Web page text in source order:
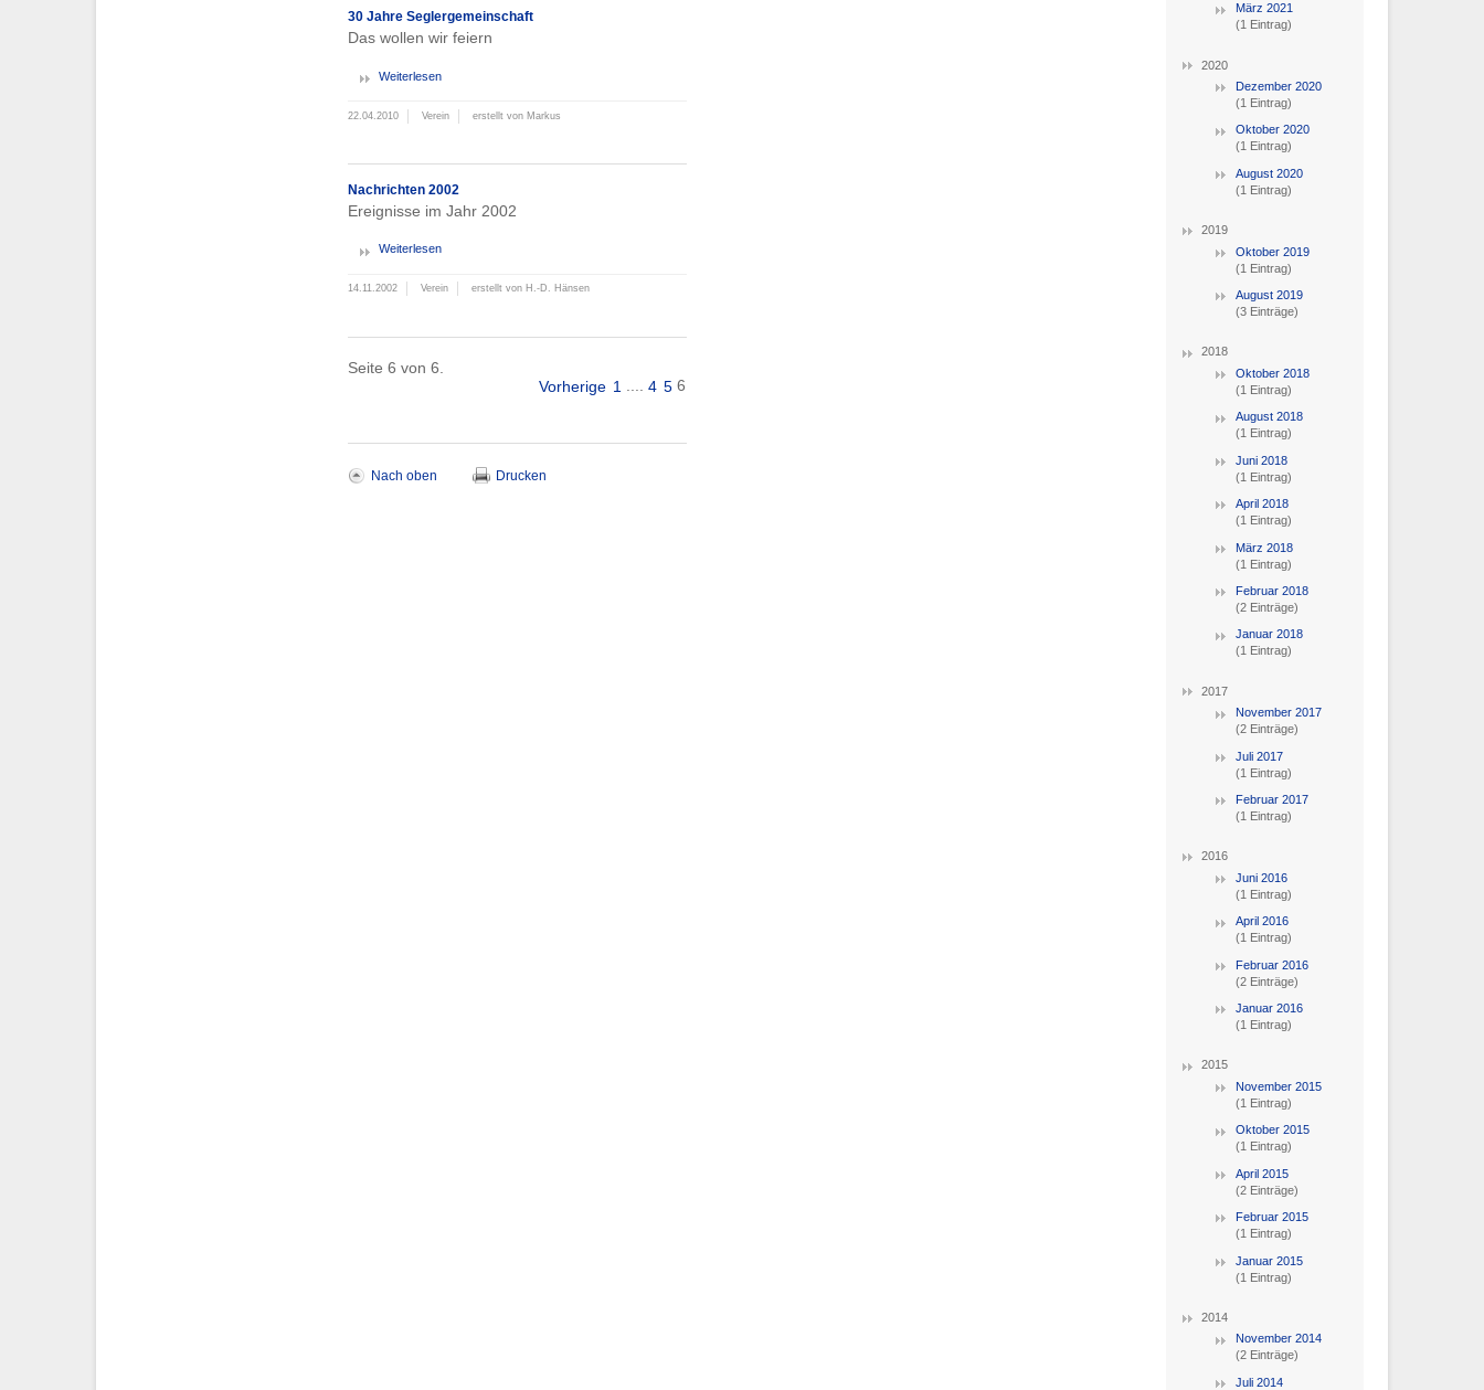
30 Jahre Seglergemeinschaft
Das wollen wir feiern
Weiterlesen
22.04.2010 Verein erstellt von Markus
Nachrichten 2002
Ereignisse im Jahr 2002
Weiterlesen
14.11.2002 Verein erstellt von H.-D. Hänsen
Seite 6 von 6.
Vorherige 1 4 5 6
Nach oben Drucken
März 2021
(1 Eintrag)
2020
Dezember 2020
(1 Eintrag)
Oktober 2020
(1 Eintrag)
August 2020
(1 Eintrag)
2019
Oktober 2019
(1 Eintrag)
August 2019
(3 Einträge)
2018
Oktober 2018
(1 Eintrag)
August 2018
(1 Eintrag)
Juni 2018
(1 Eintrag)
April 2018
(1 Eintrag)
März 2018
(1 Eintrag)
Februar 2018
(2 Einträge)
Januar 2018
(1 Eintrag)
2017
November 2017
(2 Einträge)
Juli 2017
(1 Eintrag)
Februar 2017
(1 Eintrag)
2016
Juni 2016
(1 Eintrag)
April 2016
(1 Eintrag)
Februar 2016
(2 Einträge)
Januar 2016
(1 Eintrag)
2015
November 2015
(1 Eintrag)
Oktober 2015
(1 Eintrag)
April 2015
(2 Einträge)
Februar 2015
(1 Eintrag)
Januar 2015
(1 Eintrag)
2014
November 2014
(2 Einträge)
Juli 2014